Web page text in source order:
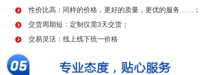
性价比高：同样的价格，更好的质量，更优的服务……；
交货周期短：定制仅需3天交货；
交易灵活：线上线下统一价格